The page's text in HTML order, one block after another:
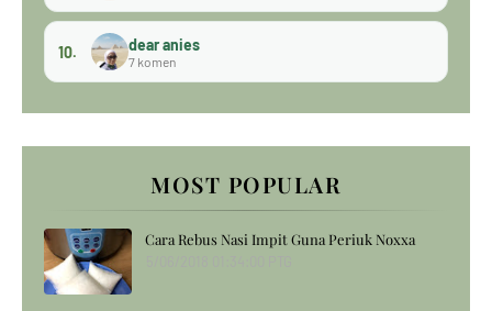
10. dear anies
7 komen
MOST POPULAR
Cara Rebus Nasi Impit Guna Periuk Noxxa